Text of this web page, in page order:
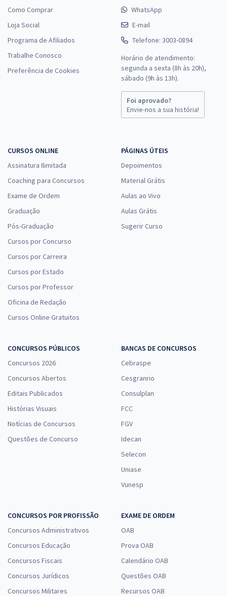
Como Comprar
Loja Social
Programa de Afiliados
Trabalhe Conosco
Preferência de Cookies
WhatsApp
E-mail
Telefone: 3003-0894
Horário de atendimento:
segunda a sexta (8h às 20h),
sábado (9h às 13h).
Foi aprovado?
Envie-nos a sua história!
CURSOS ONLINE
Assinatura Ilimitada
Coaching para Concursos
Exame de Ordem
Graduação
Pós-Graduação
Cursos por Concurso
Cursos por Carreira
Cursos por Estado
Cursos por Professor
Oficina de Redação
Cursos Online Gratuitos
PÁGINAS ÚTEIS
Depoimentos
Material Grátis
Aulas ao Vivo
Aulas Grátis
Sugerir Curso
CONCURSOS PÚBLICOS
Concursos 2026
Concursos Abertos
Editais Publicados
Histórias Visuais
Notícias de Concursos
Questões de Concurso
BANCAS DE CONCURSOS
Cebraspe
Cesgranrio
Consulplan
FCC
FGV
Idecan
Selecon
Uniase
Vunesp
CONCURSOS POR PROFISSÃO
Concursos Administrativos
Concursos Educação
Concursos Fiscais
Concursos Jurídicos
Concursos Militares
EXAME DE ORDEM
OAB
Prova OAB
Calendário OAB
Questões OAB
Recursos OAB